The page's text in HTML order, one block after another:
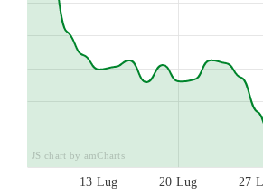
13 Lug 20 Lug 27
JS chart by amCharts